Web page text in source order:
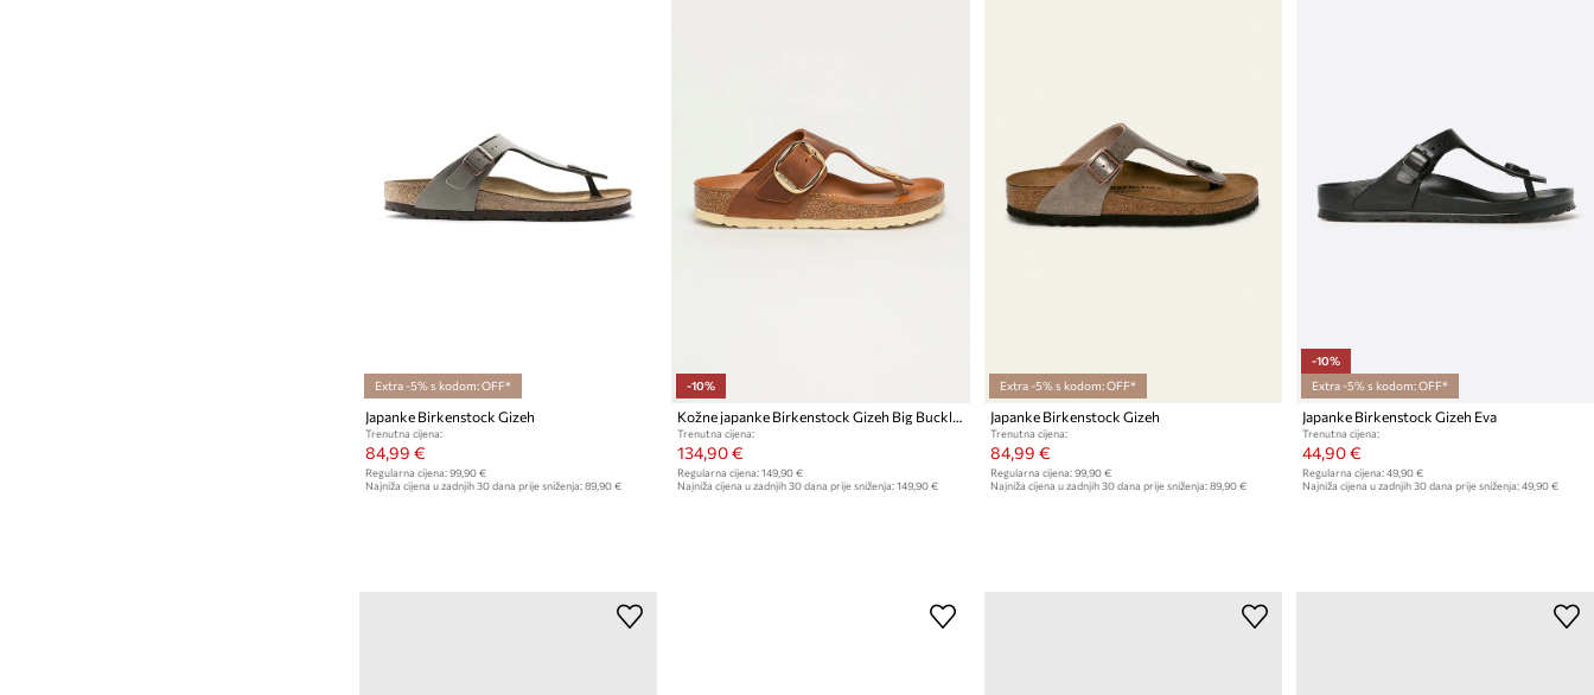
Extra -5% s kodom: OFF*
Japanke Birkenstock Gizeh
Trenutna cijena:
84,99 €
Regularna cijena: 99,90 €
Najniža cijena u zadnjih 30 dana prije sniženja: 89,90 €
-10%
Trenutna cijena:
134,90 €
Regularna cijena: 149,90 €
Najniža cijena u zadnjih 30 dana prije sniženja: 149,90 €
Extra -5% s kodom: OFF*
Japanke Birkenstock Gizeh
Trenutna cijena:
84,99 €
Regularna cijena: 99,90 €
Najniža cijena u zadnjih 30 dana prije sniženja: 89,90 €
-10%
Extra -5% s kodom: OFF*
Japanke Birkenstock Gizeh Eva
Trenutna cijena:
44,90 €
Regularna cijena: 49,90 €
Najniža cijena u zadnjih 30 dana prije sniženja: 49,90 €